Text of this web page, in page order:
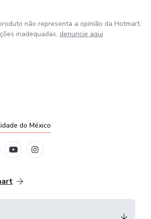
não representa a opinião da Hotmart.
inadequadas, denuncie aqui
do México